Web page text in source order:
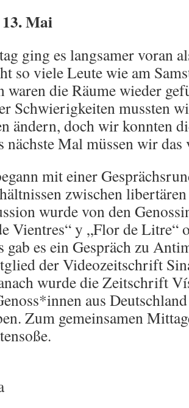
Mai
ging es langsamer voran
so viele Leute wie am
waren die Räume wieder
Schwierigkeiten mussten
ändern, doch wir konnten
nächste Mal müssen wir das
mit einer
zwischen
wurde von den
Vientres“ y „Flor de Litre“
gab es ein Gespräch zu
der Videozeitschrift
wurde die Zeitschrift
aus
Zum gemeinsamen